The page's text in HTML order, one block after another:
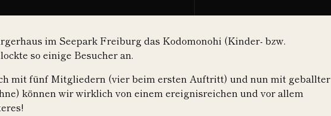
im Seepark Freiburg das Kodomonohi (Kinder- bzw.
so einige Besucher an.
mit fünf Mitgliedern (vier beim ersten Auftritt) und nun mit geballter
können wir wirklich von einem ereignisreichen und vor allem